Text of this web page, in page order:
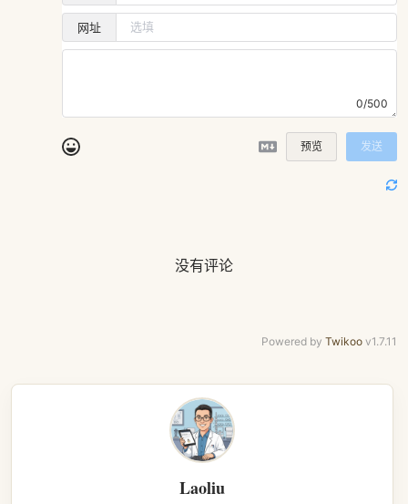
网址
0/500
预览 发送
没有评论
Powered by Twikoo v1.7.11
Laoliu